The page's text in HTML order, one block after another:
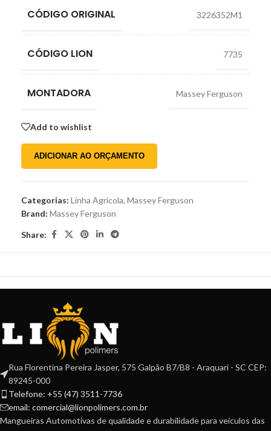
CÓDIGO ORIGINAL 3226352M1
CÓDIGO LION 7735
MONTADORA Massey Ferguson
Add to wishlist
ADICIONAR AO ORÇAMENTO
Categorias: Linha Agrícola, Massey Ferguson
Brand: Massey Ferguson
Share:
Rua Florentina Pereira Jasper, 575 Galpão B7/B8 - Araquari - SC CEP:
89245-000
Telefone: +55 (47) 3511-7736
email: comercial@lionpolimers.com.br
Mangueiras Automotivas de qualidade e durabilidade para veículos das